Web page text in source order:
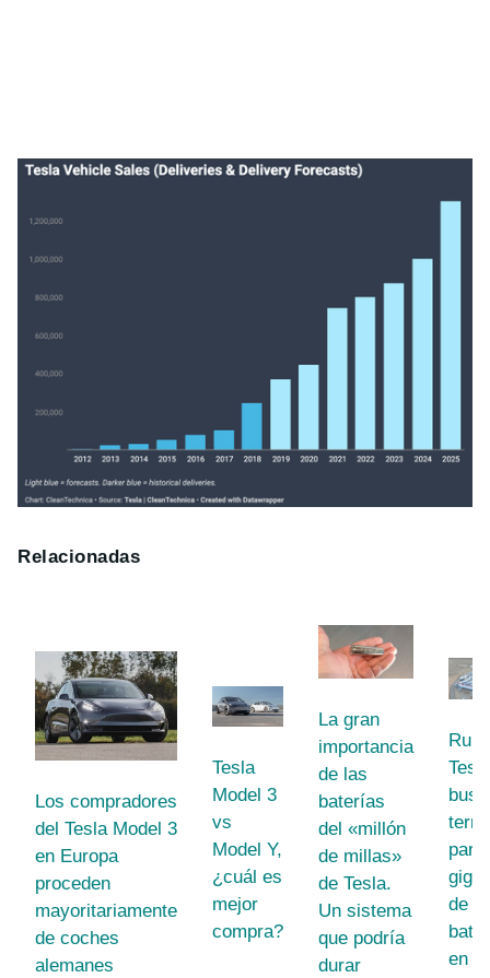
Relacionadas
Los compradores
del Tesla Model 3
en Europa
proceden
mayoritariamente
de coches
alemanes
Tesla
Model 3
vs
Model Y,
¿cuál es
mejor
compra?
La gran
importancia
de las
baterías
del «millón
de millas»
de Tesla.
Un sistema
que podría
durar
Tesla
para
de
en